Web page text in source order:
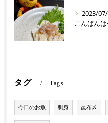
2023/
こんばん
タグ Tags
今日のお魚 刺身 昆布〆